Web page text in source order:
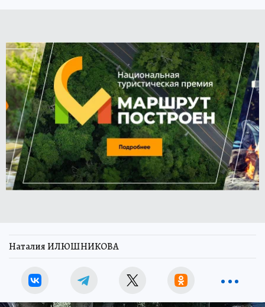
Наталия ИЛЮШНИКОВА